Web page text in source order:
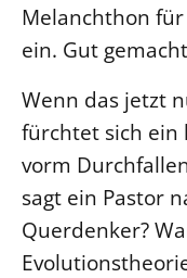
Melanchthon
ein. Gut
Wenn das jetzt
fürchtet sich ein
vorm
sagt ein Pastor
Querdenker?
Ephoralbüro
Finanzplanung
Fundraising
IT-Service
Corporate